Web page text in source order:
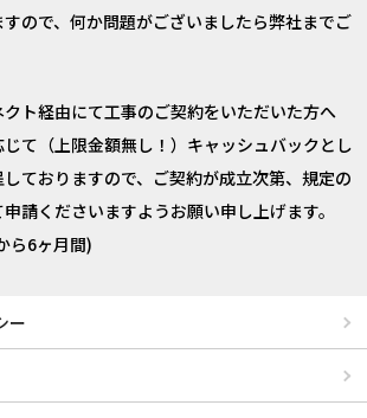
ので、何か問題がございましたら弊社までご
ト経由にて工事のご契約をいただいた方へ
て（上限金額無し！）キャッシュバックとし
ておりますので、ご契約が成立次第、規定の
請くださいますようお願い申し上げます。
ら6ヶ月間)
ー